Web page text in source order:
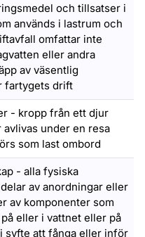
och tillsatser i
används i lastrum och
omfattar inte
eller andra
av väsentlig
fartygets drift
- kropp från ett djur
avlivas under en resa
som last ombord
- alla fysiska
av anordningar eller
av komponenter som
eller i vattnet eller på
syfte att fånga eller inför